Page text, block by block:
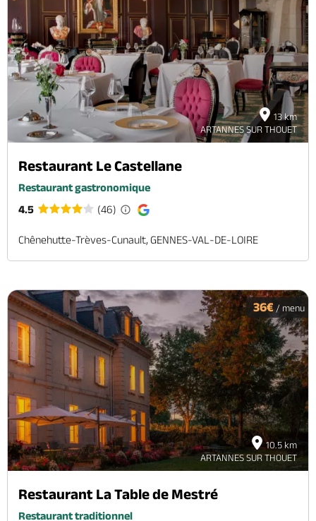
13 km
ARTANNES SUR THOUET
Restaurant Le Castellane
Restaurant gastronomique
4.5
(46)
Chênehutte-Trèves-Cunault, GENNES-VAL-DE-LOIRE
10.5 km
ARTANNES SUR THOUET
36€ / menu
Restaurant La Table de Mestré
Restaurant traditionnel